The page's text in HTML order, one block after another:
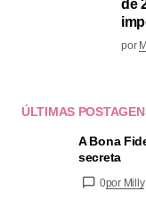
de
por
ÚLTIMAS
A Bona
secreta
0por Milly